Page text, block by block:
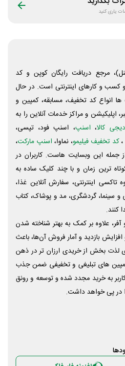
یاری کنید
مرجع دریافت رایگان کوپن و کد
کسب و‌ کارهای اینترنتی است. در حال
انواع کد تخفیف، مسابقه، کمپین و
اپلیکیشن و مراکز خدمات آنلاین را به
دیجی کالا، اسنپ، اسنپ فود، تپسی،
کد تخفیف فیلیمو، نماوا، اسنپ مارکت،
جمله این وبسایت ‌هاست. کاربران در
ترین زمان و با چند کلیک ساده به
اینترنتی، سفارش آنلاین غذا،
و سینما، گردشگری، مد و پوشاک، کتاب
کنند.
آفر، علاوه بر کمک به بهتر شناخته شدن
بازدید و آمار فروش آن‌ها، باعث
لذت بخش از خریدی ارزان تر در ذهن
های تبلیغی و تخفیفی ضمن جذب
به خرید مجدد شده و توسعه و رونق
در پی خواهد داشت.